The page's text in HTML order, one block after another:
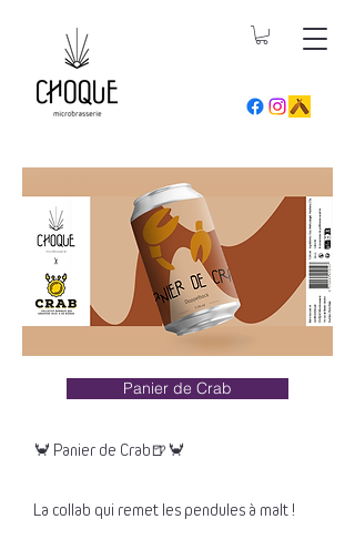
Panier de Crab
🦀 Panier de Crab🍺🦀
La collab qui remet les pendules à malt !